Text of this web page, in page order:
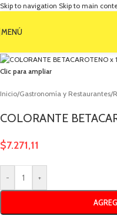
Skip to navigation Skip to main
MENÚ
Clic para ampliar
Inicio/Gastronomía y Restaurantes/
COLORANTE
$7.271,11
- +